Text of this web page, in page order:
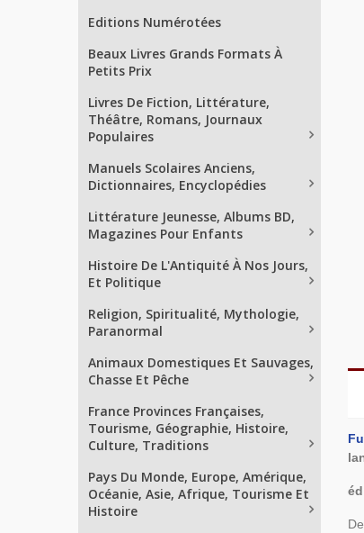
Editions Numérotées
Beaux Livres Grands Formats À
Petits Prix
Livres De Fiction, Littérature,
Théâtre, Romans, Journaux
Populaires
Manuels Scolaires Anciens,
Dictionnaires, Encyclopédies
Littérature Jeunesse, Albums BD,
Magazines Pour Enfants
Histoire De L'Antiquité À Nos Jours,
Et Politique
Religion, Spiritualité, Mythologie,
Paranormal
Animaux Domestiques Et Sauvages,
Chasse Et Pêche
France Provinces Françaises,
Tourisme, Géographie, Histoire,
Culture, Traditions
Pays Du Monde, Europe, Amérique,
Océanie, Asie, Afrique, Tourisme Et
Histoire